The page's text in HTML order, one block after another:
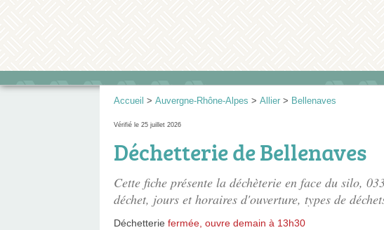
Accueil > Auvergne-Rhône-Alpes > Allier > Bellenaves
Vérifié le 25 juillet 2026
Déchetterie de Bellenaves
Cette fiche présente la déchèterie en face du silo,
déchet, jours et horaires d'ouverture, types de
Déchetterie fermée, ouvre demain à 13h30